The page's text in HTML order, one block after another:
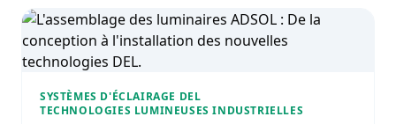
SYSTÈMES D'ÉCLAIRAGE DEL
TECHNOLOGIES LUMINEUSES INDUSTRIELLES